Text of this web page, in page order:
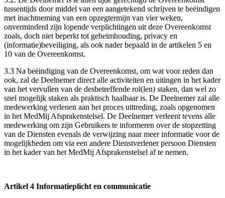
tussentijds door middel van een aangetekend schrijven te beëindigen
met inachtneming van een opzegtermijn van vier weken,
onverminderd zijn lopende verplichtingen uit deze Overeenkomst
zoals, doch niet beperkt tot geheimhouding, privacy en
(informatie)beveiliging, als ook nader bepaald in de artikelen 5 en
10 van de Overeenkomst.
3.3 Na beëindiging van de Overeenkomst, om wat voor reden dan
ook, zal de Deelnemer direct alle activiteiten en uitingen in het kader
van het vervullen van de desbetreffende rol(len) staken, dan wel zo
snel mogelijk staken als praktisch haalbaar is. De Deelnemer zal alle
medewerking verlenen aan het proces uittreding, zoals opgenomen
in het MedMij Afsprakenstelsel. De Deelnemer verleent tevens alle
medewerking om zijn Gebruikers te informeren over de stopzetting
van de Diensten evenals de verwijzing naar meer informatie voor de
mogelijkheden om via een andere Dienstverlener persoon Diensten
in het kader van het MedMij Afsprakenstelsel af te nemen.
Artikel 4 Informatieplicht en communicatie